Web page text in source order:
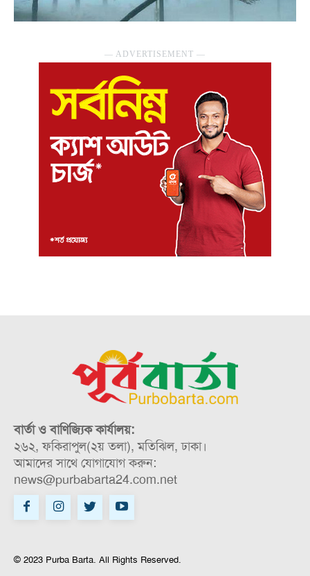
― ADVERTISEMENT ―
বার্তা ও বাণিজ্যিক কার্যালয়:
২৬২, ফকিরাপুল(২য় তলা), মতিঝিল, ঢাকা।
আমাদের সাথে যোগাযোগ করুন:
news@purbabarta24.com.net
© 2023 Purba Barta. All Rights Reserved.